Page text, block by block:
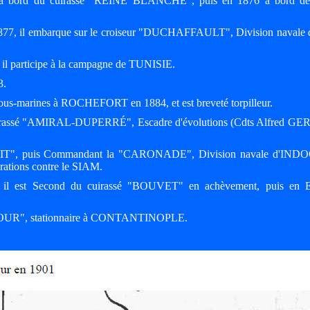
il embarque sur le croiseur "DUCHAFFAULT", Division navale
participe à la campagne de TUNISIE.
marines à ROCHEFORT en 1884, et est breveté torpilleur.
"AMIRAL-DUPERRÉ", Escadre d'évolutions (Cdts Alfred
puis Commandant la "CARONADE", Division navale
contre le SIAM.
est Second du cuirassé "BOUVET" en achèvement, puis en
stationnaire à CONTANTINOPLE.